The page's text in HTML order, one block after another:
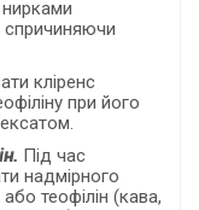
спричиняючи
кліренс
при його
Під час
надмірного
теофілін (кава,